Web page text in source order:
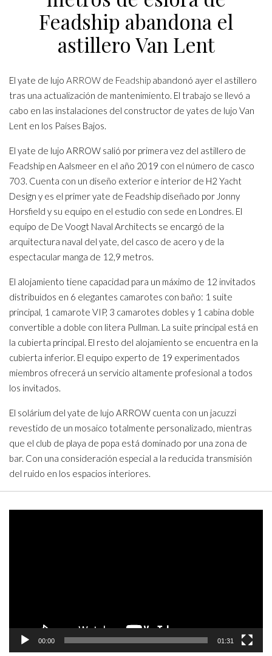
Feadship abandona el
astillero Van Lent
El yate de lujo ARROW de Feadship abandonó ayer el astillero
tras una actualización de mantenimiento. El trabajo se llevó a
cabo en las instalaciones del constructor de yates de lujo Van
Lent en los Países Bajos.
El yate de lujo ARROW salió por primera vez del astillero de
Feadship en Aalsmeer en el año 2019 con el número de casco
703. Cuenta con un diseño exterior e interior de H2 Yacht
Design y es el primer yate de Feadship diseñado por Jonny
Horsfield y su equipo en el estudio con sede en Londres. El
equipo de De Voogt Naval Architects se encargó de la
arquitectura naval del yate, del casco de acero y de la
espectacular manga de 12,9 metros.
El alojamiento tiene capacidad para un máximo de 12 invitados
distribuidos en 6 elegantes camarotes con baño: 1 suite
principal, 1 camarote VIP, 3 camarotes dobles y 1 cabina doble
convertible a doble con litera Pullman. La suite principal está en
la cubierta principal. El resto del alojamiento se encuentra en la
cubierta inferior. El equipo experto de 19 experimentados
miembros ofrecerá un servicio altamente profesional a todos
los invitados.
El solárium del yate de lujo ARROW cuenta con un jacuzzi
revestido de un mosaico totalmente personalizado, mientras
que el club de playa de popa está dominado por una zona de
bar. Con una consideración especial a la reducida transmisión
del ruido en los espacios interiores.
00:00 01:31